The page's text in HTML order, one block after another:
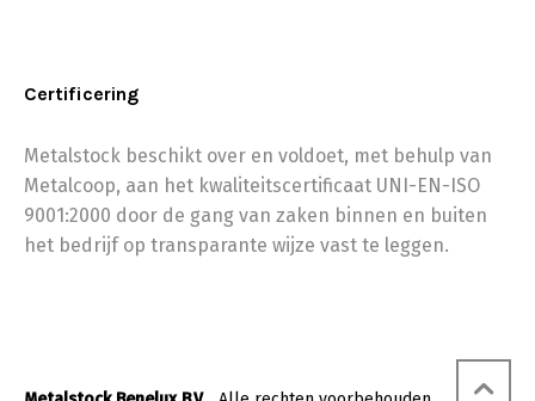
Certificering
Metalstock beschikt over en voldoet, met behulp van
Metalcoop, aan het kwaliteitscertificaat UNI-EN-ISO
9001:2000 door de gang van zaken binnen en buiten
het bedrijf op transparante wijze vast te leggen.